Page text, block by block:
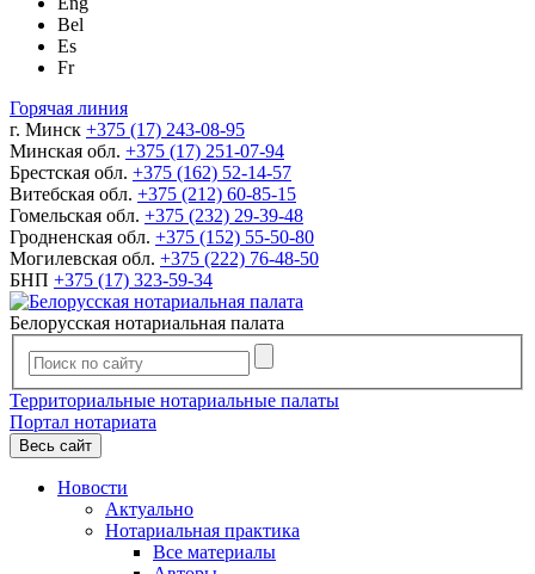
Bel
Es
Fr
Горячая линия
г. Минск +375 (17) 243-08-95
Минская обл. +375 (17) 251-07-94
Брестская обл. +375 (162) 52-14-57
Витебская обл. +375 (212) 60-85-15
Гомельская обл. +375 (232) 29-39-48
Гродненская обл. +375 (152) 55-50-80
Могилевская обл. +375 (222) 76-48-50
БНП +375 (17) 323-59-34
Белорусская нотариальная палата
Территориальные нотариальные палаты
Портал нотариата
Весь сайт
Новости
Актуально
Нотариальная практика
Все материалы